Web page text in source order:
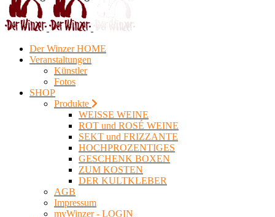
Der Winzer HOME
Veranstaltungen
Künstler
Fotos
SHOP
Produkte
WEISSE WEINE
ROT und ROSÉ WEINE
SEKT und FRIZZANTE
HOCHPROZENTIGES
GESCHENK BOXEN
ZUM KOSTEN
DER KULTKLEBER
AGB
Impressum
myWinzer - LOGIN